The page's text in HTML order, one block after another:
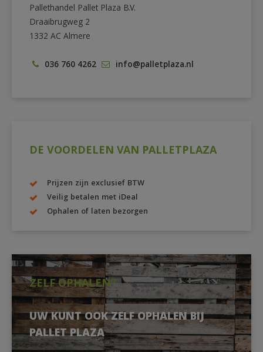
Pallethandel Pallet Plaza B.V.
Draaibrugweg 2
1332 AC Almere
036 760 4262 info@palletplaza.nl
DE VOORDELEN VAN PALLETPLAZA
Prijzen zijn exclusief BTW
Veilig betalen met iDeal
Ophalen of laten bezorgen
ZELF OPHALEN?
UW KUNT OOK ZELF OPHALEN BIJ
PALLET PLAZA